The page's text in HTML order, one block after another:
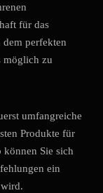
für das
dem perfekten
möglich zu
umfangreiche
Produkte für
Sie sich
ein